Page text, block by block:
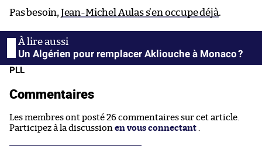
Pas besoin, Jean-Michel Aulas s’en occupe déjà.
Un Algérien pour remplacer Akliouche à Monaco ?
PLL
Commentaires
Les membres ont posté 26 commentaires sur cet article.
Participez à la discussion en vous connectant